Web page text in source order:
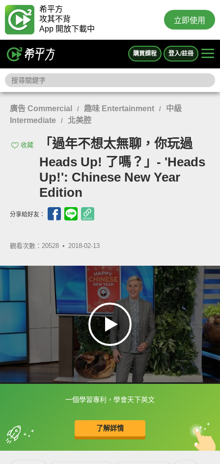
希平方
攻其不背
App 開放下載中
立即使用
購買課程 登入/註冊
廣告 Commercial / 趣味 Entertainment /
中級
Intermediate
/ 北美腔
收藏
「過年不想太無聊，你玩過
Heads Up! 了嗎？」- 'Heads
Up!': Chinese New Year
Edition
分享給好友：
觀看次數：20528 • 2018-02-13
一個學習專利，學會天下英文
了解詳情
框選或點兩下字幕可以直接查字典喔！
收錄佳句 中
英